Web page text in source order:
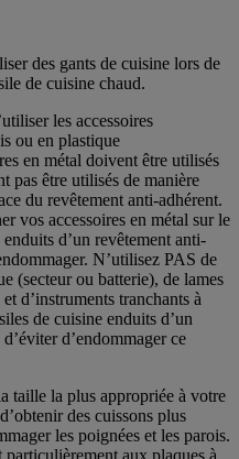
des gants de cuisine lors de
de cuisine chaud.
les accessoires
ou en plastique
en métal doivent être utilisés
pas être utilisés de manière
du revêtement anti-adhérent.
vos accessoires en métal sur le
d’un revêtement anti-
N’utilisez PAS de
(secteur ou batterie), de lames
d’instruments tranchants à
de cuisine enduits d’un
d’endommager ce
taille la plus appropriée à votre
des cuissons plus
les poignées et les parois.